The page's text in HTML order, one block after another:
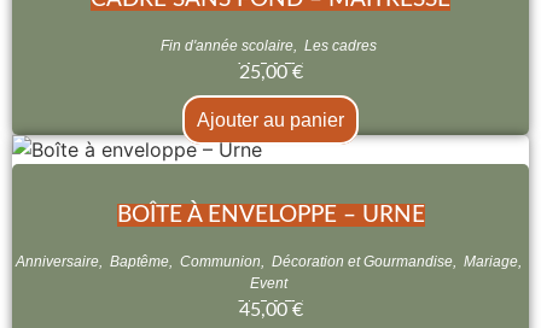
Fin d'année scolaire, Les cadres
25,00 €
Ajouter au panier
BOÎTE À ENVELOPPE – URNE
Anniversaire, Baptême, Communion, Décoration et Gourmandise, Mariage,
Event
45,00 €